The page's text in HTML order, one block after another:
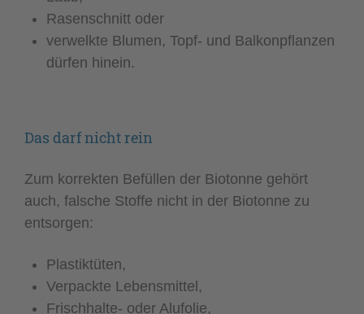
Rasenschnitt oder
verwelkte Blumen, Topf- und Balkonpflanzen
dürfen hinein.
Das darf nicht rein
Zum korrekten Befüllen der Biotonne gehört
auch, falsche Stoffe nicht in der Biotonne zu
entsorgen:
Plastiktüten,
Verpackte Lebensmittel,
Frischhalte- oder Alufolie,